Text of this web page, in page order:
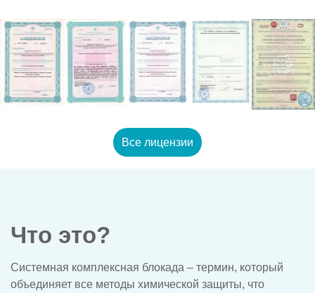
Все лицензии
Что это?
Системная комплексная блокада – термин, который
объединяет все методы химической защиты, что